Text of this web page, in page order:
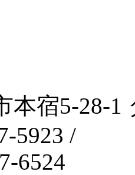
本宿5-28-1
5923 /
6524